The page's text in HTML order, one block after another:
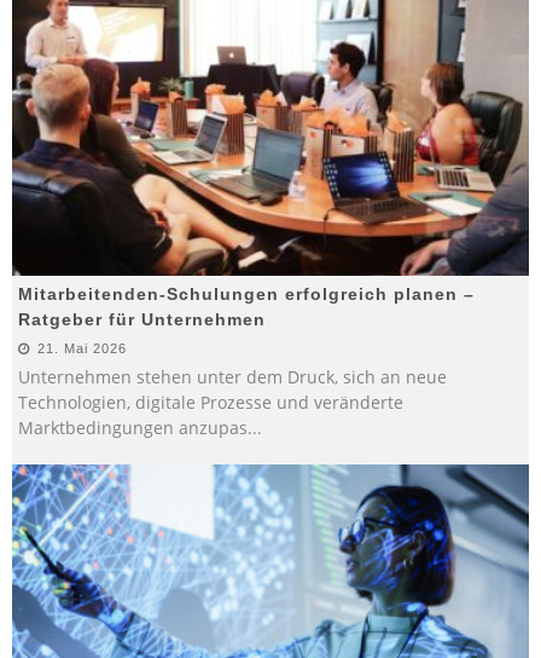
Mitarbeitenden-Schulungen erfolgreich planen –
Ratgeber für Unternehmen
21. Mai 2026
Unternehmen stehen unter dem Druck, sich an neue
Technologien, digitale Prozesse und veränderte
Marktbedingungen anzupas...